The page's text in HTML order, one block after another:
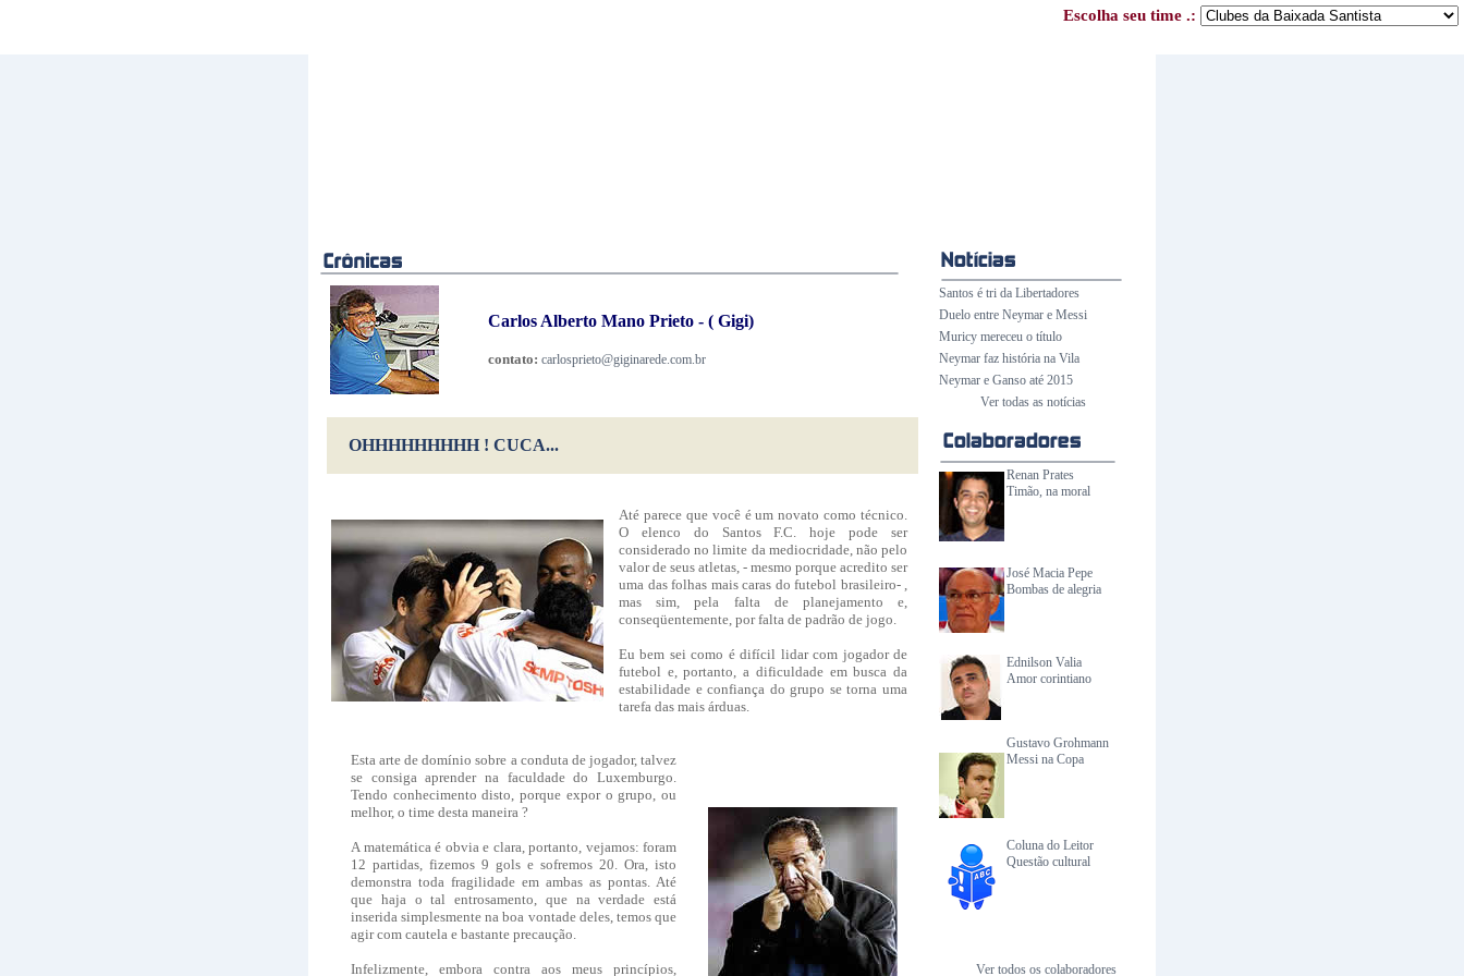
Escolha seu time .:
Santos é tri da Libertadores
Duelo entre Neymar e Messi
Muricy mereceu o título
Neymar faz história na Vila
Neymar e Ganso até 2015
Ver todas as notícias
Renan Prates
Timão, na moral
José Macia Pepe
Bombas de alegria
Ednilson Valia
Amor corintiano
Gustavo Grohmann
Messi na Copa
Coluna do Leitor
Questão cultural
Ver todos os colaboradores
Carlos Alberto Mano Prieto - ( Gigi)
contato: carlosprieto@giginarede.com.br
OHHHHHHHHH ! CUCA...
Até parece que você é um novato como técnico.
O elenco do Santos F.C. hoje pode ser
considerado no limite da mediocridade, não pelo
valor de seus atletas, - mesmo porque acredito ser
uma das folhas mais caras do futebol brasileiro- ,
mas sim, pela falta de planejamento e,
conseqüentemente, por falta de padrão de jogo.
Eu bem sei como é difícil lidar com jogador de
futebol e, portanto, a dificuldade em busca da
estabilidade e confiança do grupo se torna uma
tarefa das mais árduas.
Esta arte de domínio sobre a conduta de jogador, talvez
se consiga aprender na faculdade do Luxemburgo.
Tendo conhecimento disto, porque expor o grupo, ou
melhor, o time desta maneira ?
A matemática é obvia e clara, portanto, vejamos: foram
12 partidas, fizemos 9 gols e sofremos 20. Ora, isto
demonstra toda fragilidade em ambas as pontas. Até
que haja o tal entrosamento, que na verdade está
inserida simplesmente na boa vontade deles, temos que
agir com cautela e bastante precaução.
Infelizmente, embora contra aos meus princípios,